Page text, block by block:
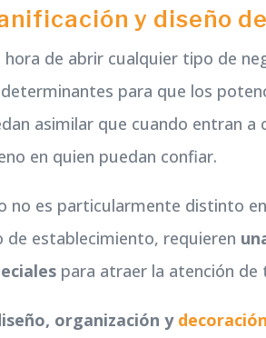
y diseño
hora de abrir cualquier tipo de
para que los
asimilar que cuando entran
en quien puedan confiar.
no es particularmente distinto
de establecimiento, requieren
para atraer la atención
organización y